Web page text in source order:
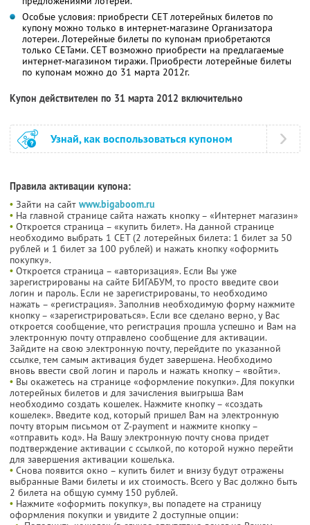
Особые условия: приобрести СЕТ лотерейных билетов по
купону можно только в интернет-магазине Организатора
лотереи. Лотерейные билеты по купонам приобретаются
только СЕТами. СЕТ возможно приобрести на предлагаемые
интернет-магазином тиражи. Приобрести лотерейные билеты
по купонам можно до 31 марта 2012г.
Купон действителен по 31 марта 2012 включительно
Узнай, как воспользоваться купоном
Правила активации купона:
• Зайти на сайт www.bigaboom.ru
• На главной странице сайта нажать кнопку – «Интернет магазин»
• Откроется страница – «купить билет». На данной странице
необходимо выбрать 1 СЕТ (2 лотерейных билета: 1 билет за 50
рублей и 1 билет за 100 рублей) и нажать кнопку «оформить
покупку».
• Откроется страница – «авторизация». Если Вы уже
зарегистрированы на сайте БИГАБУМ, то просто введите свои
логин и пароль. Если не зарегистрированы, то необходимо
нажать – «регистрация». Заполнив необходимую форму нажмите
кнопку – «зарегистрироваться». Если все сделано верно, у Вас
откроется сообщение, что регистрация прошла успешно и Вам на
электронную почту отправлено сообщение для активации.
Зайдите на свою электронную почту, перейдите по указанной
ссылке, тем самым активация будет завершена. Необходимо
вновь ввести свой логин и пароль и нажать кнопку – «войти».
• Вы окажетесь на странице «оформление покупки». Для покупки
лотерейных билетов и для зачисления выигрыша Вам
необходимо создать кошелек. Нажмите кнопку – «создать
кошелек». Введите код, который пришел Вам на электронную
почту вторым письмом от Z-payment и нажмите кнопку –
«отправить код». На Вашу электронную почту снова придет
подтверждение активации с ссылкой, по которой нужно перейти
для завершения активации кошелька.
• Снова появится окно – купить билет и внизу будут отражены
выбранные Вами билеты и их стоимость. Всего у Вас должно быть
2 билета на общую сумму 150 рублей.
• Нажмите «оформить покупку», вы попадете на страницу
оформления покупки и увидите 2 доступные опции: